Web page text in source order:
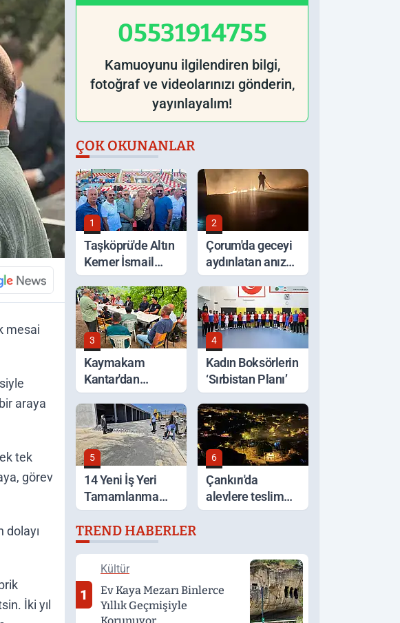
mesai
araya
tek
görev
dolayı
İki yıl
05531914755
Kamuoyunu ilgilendiren bilgi,
fotoğraf ve videolarınızı gönderin,
yayınlayalım!
ÇOK OKUNANLAR
1
Taşköprü'de Altın
Kemer İsmail
Balaban'ın Oldu
2
Çorum'da geceyi
aydınlatan anız
yangını korkuttu
3
Kaymakam
Kantar'dan
Selden Etkilenen
Bölgelerde
İnceleme
4
Kadın Boksörlerin
‘Sırbistan Planı’
5
14 Yeni İş Yeri
Tamamlanma
Aşamasında
6
Çankırı'da
alevlere teslim
olan ev küle
TREND HABERLER
1
Kültür
Ev Kaya Mezarı Binlerce
Yıllık Geçmişiyle